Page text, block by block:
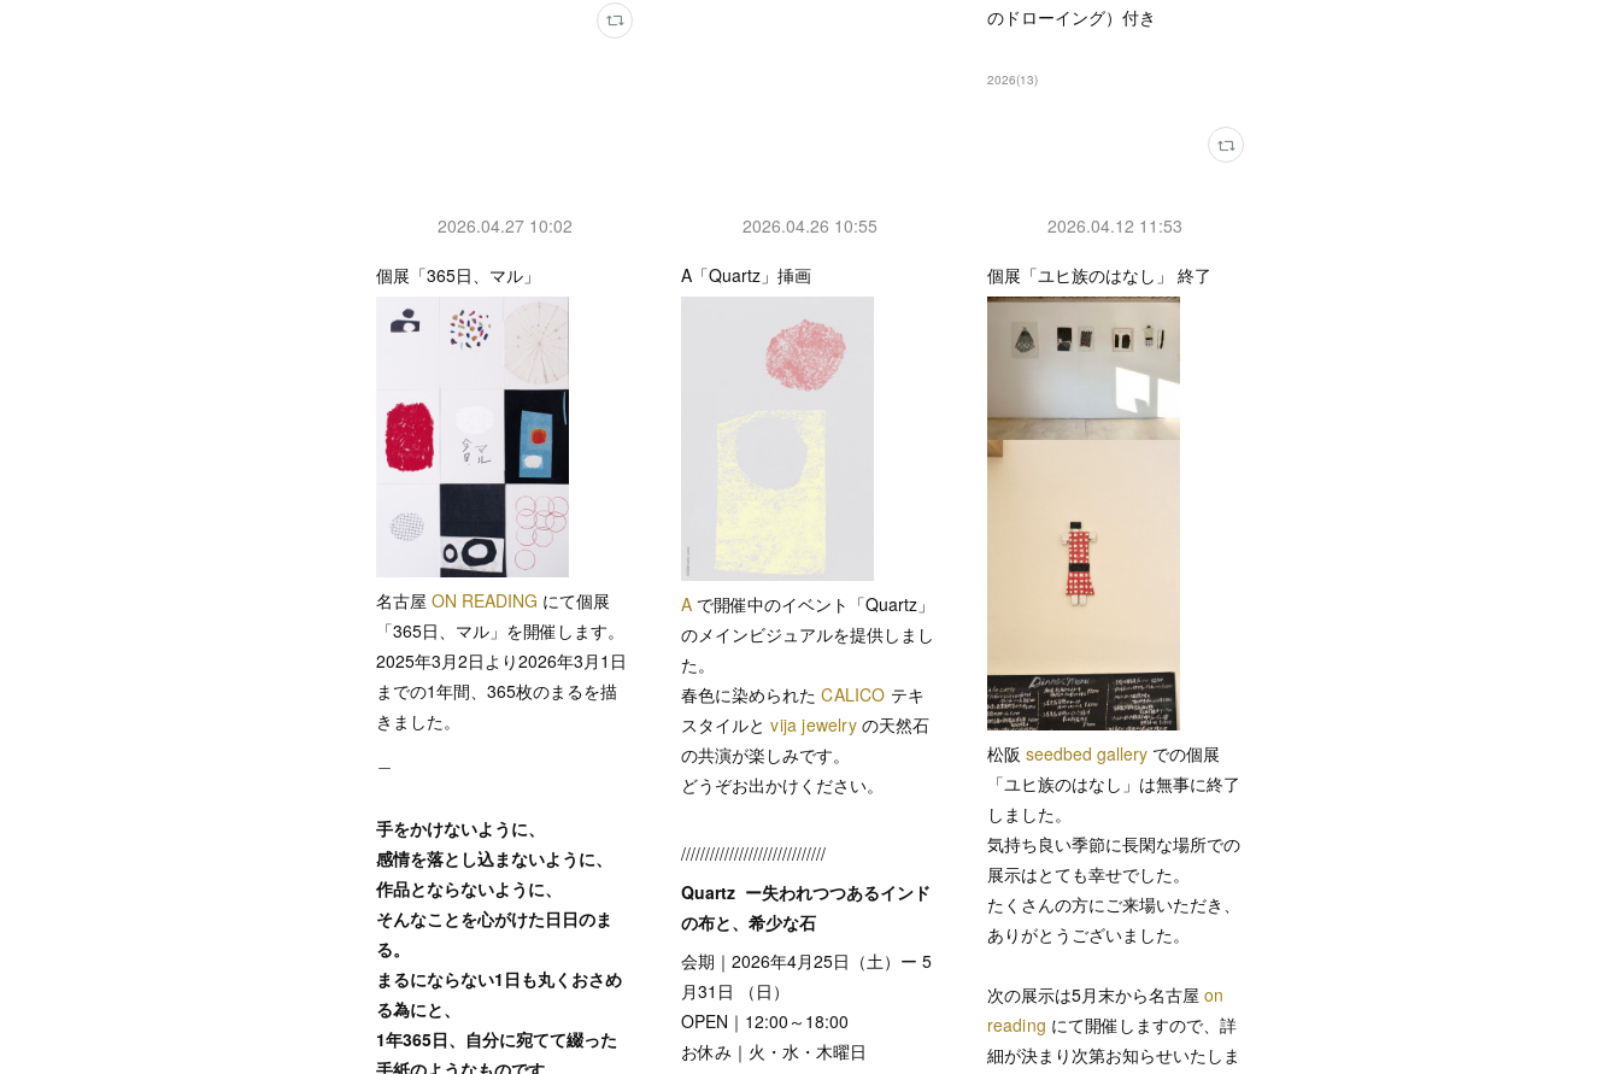
のドローイング）付き
2026(13)
2026.04.27 10:02
個展「365日、マル」
名古屋 ON READING にて個展
「365日、マル」を開催します。
2025年3月2日より2026年3月1日
までの1年間、365枚のまるを描
きました。
手をかけないように、
感情を落とし込まないように、
作品とならないように、
そんなことを心がけた日日のま
る。
まるにならない1日も丸くおさめ
る為にと、
1年365日、自分に宛てて綴った
2026.04.26 10:55
A「Quartz」挿画
A で開催中のイベント「Quartz」
のメインビジュアルを提供しまし
た。
春色に染められたCALICO テキ
スタイルとvija jewelryの天然石
の共演が楽しみです。
どうぞお出かけください。
//////////////////////////////
Quartz ー失われつつあるインド
の布と、希少な石
会期｜2026年4月25日（土）ー 5
月31日 （日）
OPEN｜12:00～18:00
お休み｜火・水・木曜日
2026.04.12 11:53
個展「ユヒ族のはなし」 終了
松阪 seedbed galleryでの個展
「ユヒ族のはなし」は無事に終了
しました。
気持ち良い季節に長閑な場所での
展示はとても幸せでした。
たくさんの方にご来場いただき、
ありがとうございました。
次の展示は5月末から名古屋 on
reading にて開催しますので、詳
細が決まり次第お知らせいたしま